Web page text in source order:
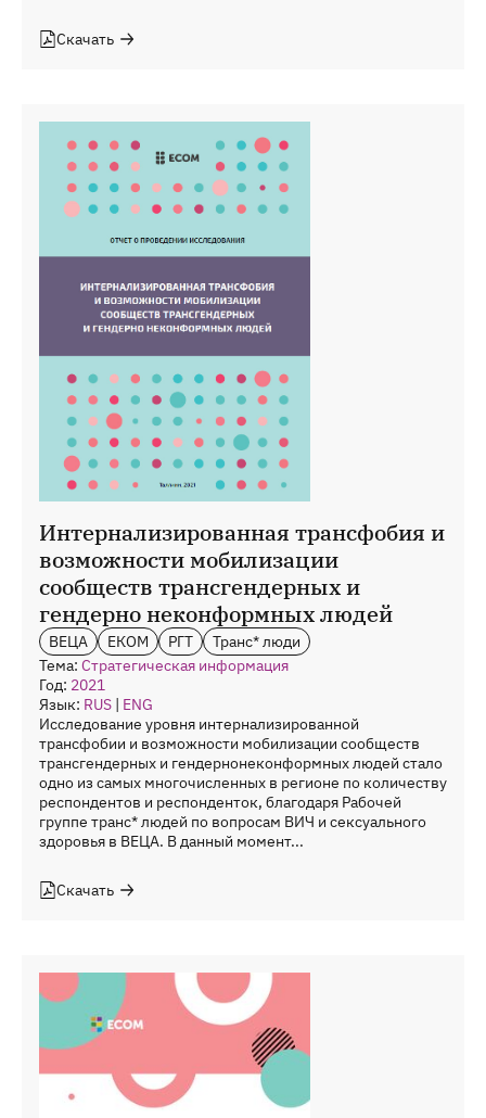
Скачать
Интернализированная трансфобия и
возможности мобилизации
сообществ трансгендерных и
гендерно неконформных людей
ВЕЦА ЕКОМ РГТ
Транс* люди
Тема: Стратегическая информация
Год: 2021
Язык: RUS | ENG
Исследование уровня интернализированной
трансфобии и возможности мобилизации сообществ
трансгендерных и гендернонеконформных людей стало
одно из самых многочисленных в регионе по количеству
респондентов и респонденток, благодаря Рабочей
группе транс* людей по вопросам ВИЧ и сексуального
здоровья в ВЕЦА. В данный момент...
Скачать